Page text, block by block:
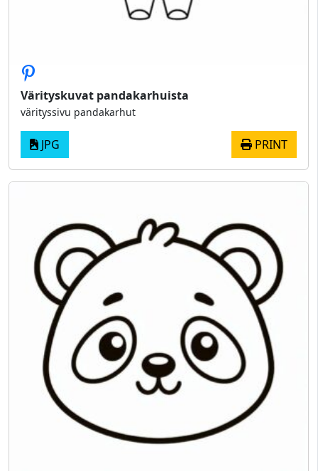
Värityskuvat pandakarhuista
värityssivu pandakarhut
JPG PRINT